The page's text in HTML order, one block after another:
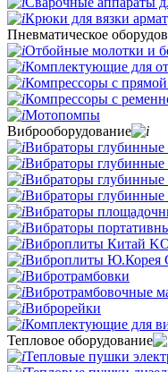
Крюки для вязки
Пневматическое
Отбойные молотки и
Комплектующие для
Компрессоры с прямой
Компрессоры с
Мотопомпы
Виброоборудование
Вибраторы
Вибраторы
Вибраторы
Вибраторы
Вибраторы
Вибраторы
Виброплиты Китай
Виброплиты Ю.Корея
Вибротрамбовки
Вибротрамбовочные
Виброрейки
Комплектующие для
Тепловое оборудование
Тепловые пушки